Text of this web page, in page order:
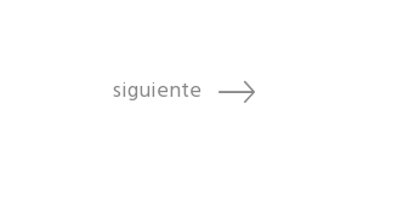
siguiente